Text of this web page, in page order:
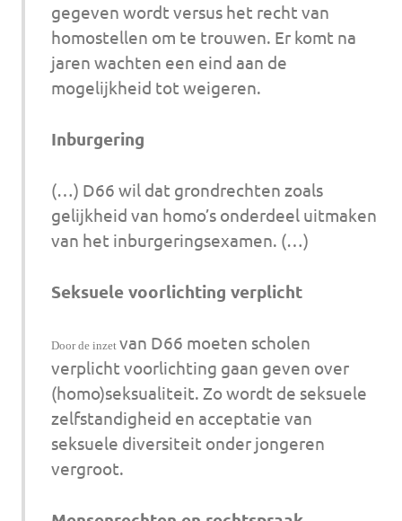
gegeven wordt versus het recht van
homostellen om te trouwen. Er komt na
jaren wachten een eind aan de
mogelijkheid tot weigeren.
Inburgering
(…) D66 wil dat grondrechten zoals
gelijkheid van homo’s onderdeel uitmaken
van het inburgeringsexamen. (…)
Seksuele voorlichting verplicht
Door de inzet van D66 moeten scholen
verplicht voorlichting gaan geven over
(homo)seksualiteit. Zo wordt de seksuele
zelfstandigheid en acceptatie van
seksuele diversiteit onder jongeren
vergroot.